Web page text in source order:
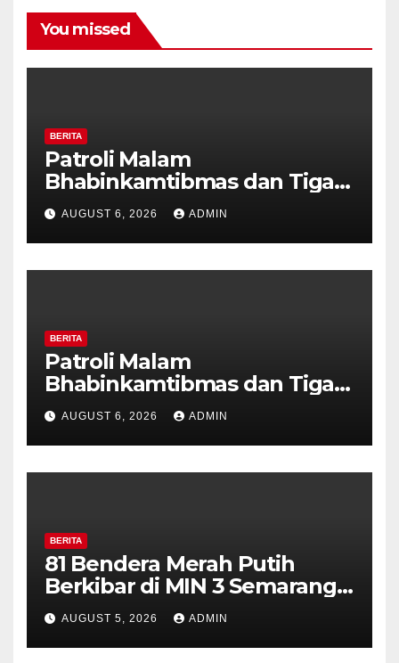
You missed
BERITA
Patroli Malam
Bhabinkamtibmas dan Tiga
Pilar Kelurahan Ungaran
Perkuat Kamtibmas, Warga
Diajak Aktifkan Ronda
AUGUST 6, 2026 ADMIN
BERITA
Patroli Malam
Bhabinkamtibmas dan Tiga
Pilar Kelurahan Ungaran
Perkuat Kamtibmas, Warga
Diajak Aktifkan Ronda
AUGUST 6, 2026 ADMIN
BERITA
81 Bendera Merah Putih
Berkibar di MIN 3 Semarang,
Bhabinkamtibmas Desa
Timpik Hadiri Peringatan
HUT ke-81 Kemerdekaan RI
AUGUST 5, 2026 ADMIN